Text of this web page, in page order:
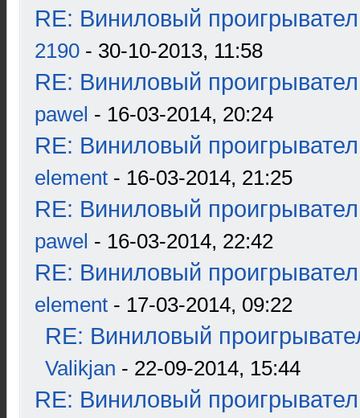
RE: Виниловый
2190 - 30-10-2013, 11:58
RE: Виниловый
pawel - 16-03-2014, 20:24
RE: Виниловый
element - 16-03-2014, 21:25
RE: Виниловый
pawel - 16-03-2014, 22:42
RE: Виниловый
element - 17-03-2014, 09:22
RE: Виниловый
Valikjan - 22-09-2014, 15:44
RE: Виниловый